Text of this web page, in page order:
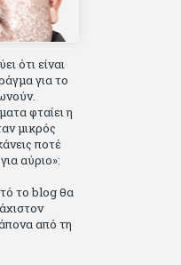
ότι είναι
για το
φταίει η
μικρός
ποτέ
αύριο»:
το blog θα
από τη
ωραία
και σοβαρά